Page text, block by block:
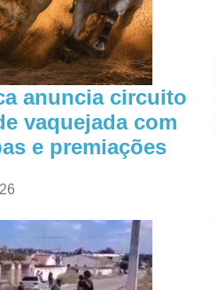
anuncia circuito
vaquejada com
e premiações